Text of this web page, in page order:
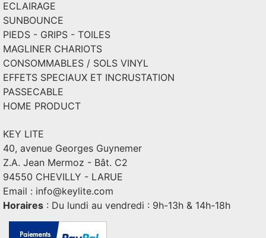
ECLAIRAGE
SUNBOUNCE
PIEDS - GRIPS - TOILES
MAGLINER CHARIOTS
CONSOMMABLES / SOLS VINYL
EFFETS SPECIAUX ET INCRUSTATION
PASSECABLE
HOME PRODUCT
KEY LITE
40, avenue Georges Guynemer
Z.A. Jean Mermoz - Bât. C2
94550 CHEVILLY - LARUE
Email : info@keylite.com
Horaires : Du lundi au vendredi : 9h-13h & 14h-18h